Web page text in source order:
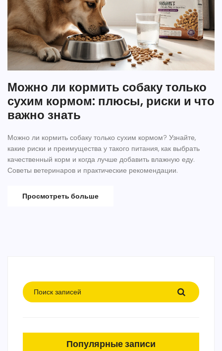
Можно ли кормить собаку только
сухим кормом: плюсы, риски и что
важно знать
Можно ли кормить собаку только сухим кормом? Узнайте,
какие риски и преимущества у такого питания, как выбрать
качественный корм и когда лучше добавить влажную еду.
Советы ветеринаров и практические рекомендации.
Просмотреть больше
Популярные записи